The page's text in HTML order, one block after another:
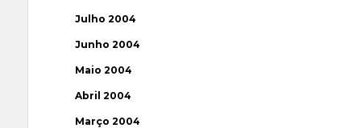
Julho 2004
Junho 2004
Maio 2004
Abril 2004
Março 2004